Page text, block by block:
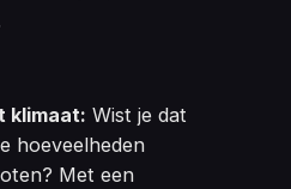
klimaat: Wist je dat
hoeveelheden
Met een